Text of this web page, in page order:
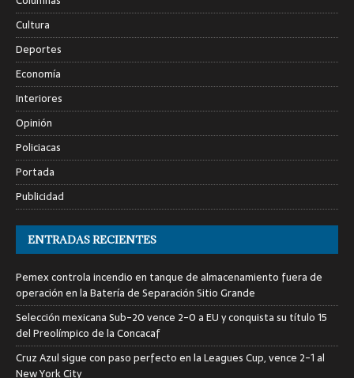
Cultura
Deportes
Economía
Interiores
Opinión
Policiacas
Portada
Publicidad
ENTRADAS RECIENTES
Pemex controla incendio en tanque de almacenamiento fuera de
operación en la Batería de Separación Sitio Grande
Selección mexicana Sub-20 vence 2-0 a EU y conquista su título 15
del Preolímpico de la Concacaf
Cruz Azul sigue con paso perfecto en la Leagues Cup, vence 2-1 al
New York City